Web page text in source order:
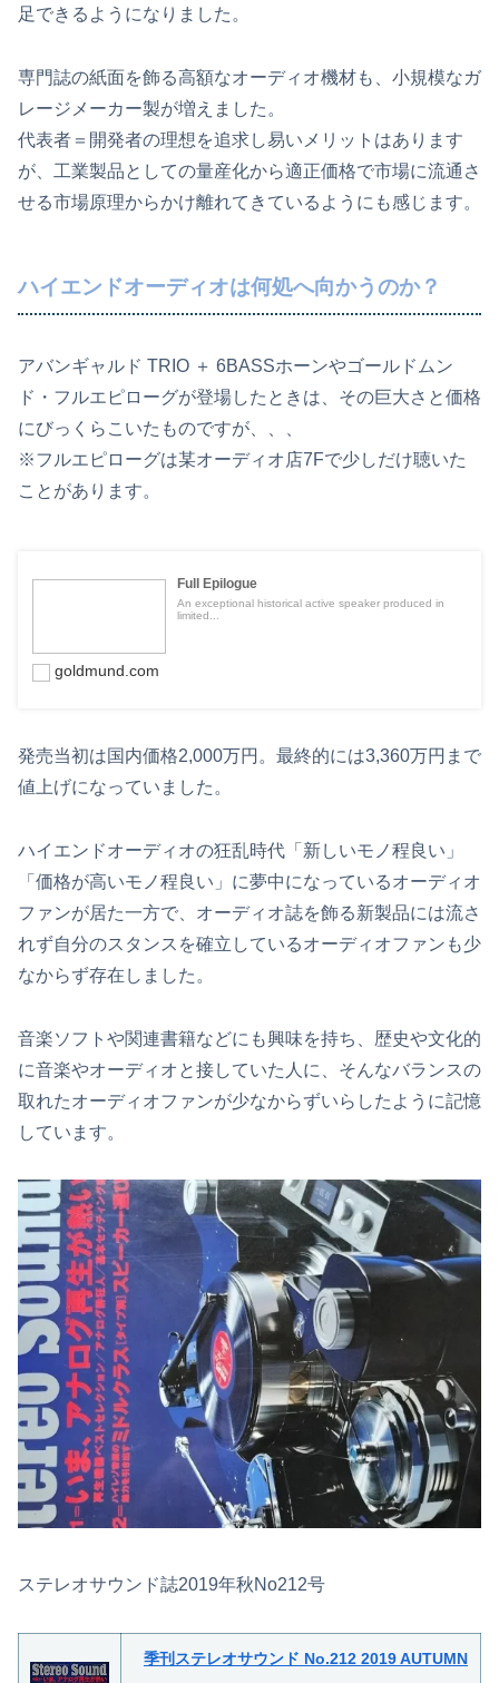
足できるようになりました。
専門誌の紙面を飾る高額なオーディオ機材も、小規模なガ
レージメーカー製が増えました。
代表者＝開発者の理想を追求し易いメリットはあります
が、工業製品としての量産化から適正価格で市場に流通さ
せる市場原理からかけ離れてきているようにも感じます。
ハイエンドオーディオは何処へ向かうのか？
アバンギャルド TRIO ＋ 6BASSホーンやゴールドムン
ド・フルエピローグが登場したときは、その巨大さと価格
にびっくらこいたものですが、、、
※フルエピローグは某オーディオ店7Fで少しだけ聴いた
ことがあります。
Full Epilogue
An exceptional historical active speaker produced in
limited...
goldmund.com
発売当初は国内価格2,000万円。最終的には3,360万円まで
値上げになっていました。
ハイエンドオーディオの狂乱時代「新しいモノ程良い」
「価格が高いモノ程良い」に夢中になっているオーディオ
ファンが居た一方で、オーディオ誌を飾る新製品には流さ
れず自分のスタンスを確立しているオーディオファンも少
なからず存在しました。
音楽ソフトや関連書籍などにも興味を持ち、歴史や文化的
に音楽やオーディオと接していた人に、そんなバランスの
取れたオーディオファンが少なからずいらしたように記憶
しています。
ステレオサウンド誌2019年秋No212号
季刊ステレオサウンド No.212 2019 AUTUMN